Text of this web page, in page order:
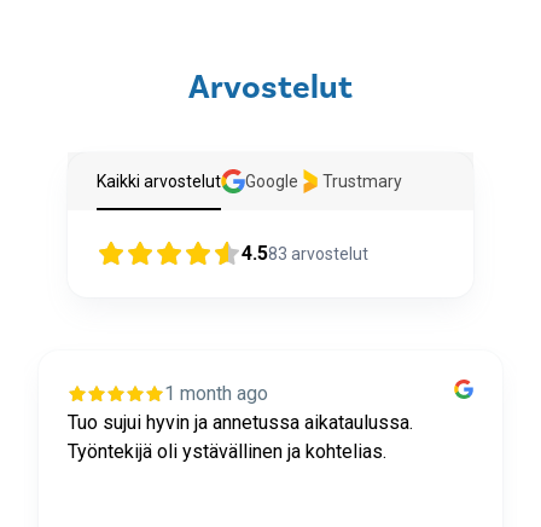
Arvostelut
Kaikki arvostelut Google Trustmary
4.583 arvostelut
1 month ago
Tuo sujui hyvin ja annetussa aikataulussa.
Työntekijä oli ystävällinen ja kohtelias.